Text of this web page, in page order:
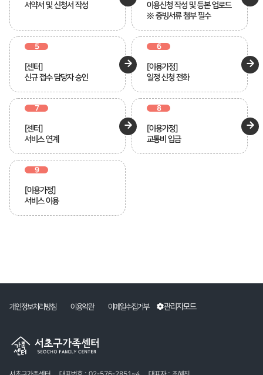
서약서 및 신청서 작성
이용신청 작성 및 등본 업로드
※ 증빙서류 첨부 필수
5
[센터]
신규 접수 담당자 승인
6
[이용가정]
일정 신청 전화
7
[센터]
서비스 연계
8
[이용가정]
교통비 입금
9
[이용가정]
서비스 이용
개인정보처리방침 이용약관 이메일수집거부 관리자모드